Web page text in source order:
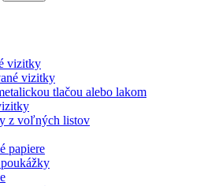
vizitky
vizitky
tlačou alebo lakom
z voľných listov
papiere